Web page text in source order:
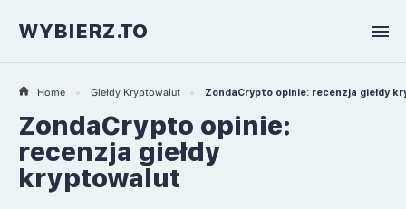
WYBIERZ.TO
Home Giełdy Kryptowalut ZondaCrypto opinie: recenzja giełdy
ZondaCrypto opinie:
recenzja giełdy
kryptowalut